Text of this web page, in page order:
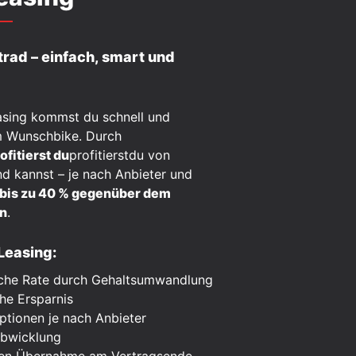
– einfach, smart und
kommst du schnell und
Durch
duprofitierstdu von
kannst – je nach Anbieter und
bis zu 40 % gegenüber dem
.
Rate durch Gehaltsumwandlung
Ersparnis
je nach Anbieter